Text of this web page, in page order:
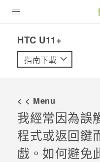
VIVE
配件
VIVERSE
優惠專區
HTC U11+‎
指南下載
< < Menu
我經常因為誤
程式或返回鍵
戲。如何避免